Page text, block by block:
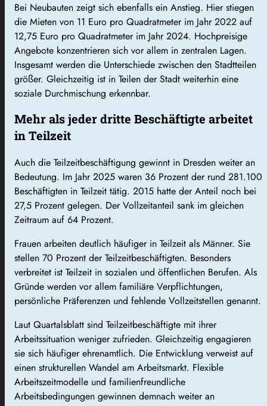
Bei Neubauten zeigt sich ebenfalls ein Anstieg. Hier stiegen
die Mieten von 11 Euro pro Quadratmeter im Jahr 2022 auf
12,75 Euro pro Quadratmeter im Jahr 2024. Hochpreisige
Angebote konzentrieren sich vor allem in zentralen Lagen.
Insgesamt werden die Unterschiede zwischen den Stadtteilen
größer. Gleichzeitig ist in Teilen der Stadt weiterhin eine
soziale Durchmischung erkennbar.
Mehr als jeder dritte Beschäftigte arbeitet
in Teilzeit
Auch die Teilzeitbeschäftigung gewinnt in Dresden weiter an
Bedeutung. Im Jahr 2025 waren 36 Prozent der rund 281.100
Beschäftigten in Teilzeit tätig. 2015 hatte der Anteil noch bei
27,5 Prozent gelegen. Der Vollzeitanteil sank im gleichen
Zeitraum auf 64 Prozent.
Frauen arbeiten deutlich häufiger in Teilzeit als Männer. Sie
stellen 70 Prozent der Teilzeitbeschäftigten. Besonders
verbreitet ist Teilzeit in sozialen und öffentlichen Berufen. Als
Gründe werden vor allem familiäre Verpflichtungen,
persönliche Präferenzen und fehlende Vollzeitstellen genannt.
Laut Quartalsblatt sind Teilzeitbeschäftigte mit ihrer
Arbeitssituation weniger zufrieden. Gleichzeitig engagieren
sie sich häufiger ehrenamtlich. Die Entwicklung verweist auf
einen strukturellen Wandel am Arbeitsmarkt. Flexible
Arbeitszeitmodelle und familienfreundliche
Arbeitsbedingungen gewinnen demnach weiter an